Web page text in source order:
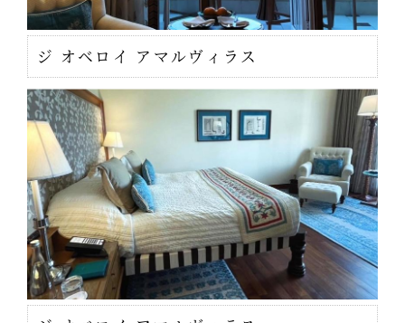
ジ オベロイ アマルヴィラス